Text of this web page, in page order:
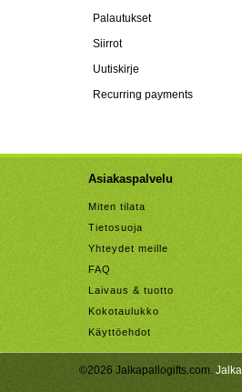
Palautukset
Siirrot
Uutiskirje
Recurring payments
Asiakaspalvelu
Miten tilata
Tietosuoja
Yhteydet meille
FAQ
Laivaus & tuotto
Kokotaulukko
Käyttöehdot
©2026 Jalkapallogifts.com.